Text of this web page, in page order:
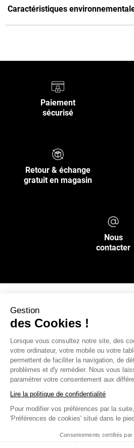
Gestion
des Cookies !
Lorsque vous consultez notre site, des
votre ordinateur, votre mobile ou votre
permettent de faciliter la navigation, de
problèmes et d'y remédier. Nous vous
paramétrer votre consentement aux
Lire la politique de confidentialité
Pour modifier vos préférences par la
'Préférences de cookies' situé dans le
Consentements certifiés par
Caractéristiques
Paiement
sécurisé
Retour & échange
gratuit en magasin
Nous
contacter
INFOS PRATIQUES
L’ENSEIGNE DISTRICENTER